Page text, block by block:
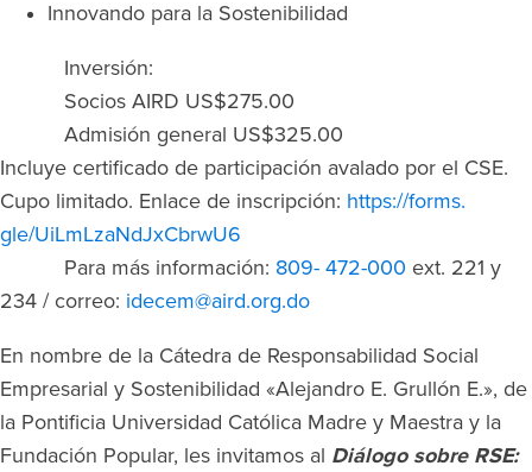
Innovando para la Sostenibilidad
Inversión:
Socios AIRD US$275.00
Admisión general US$325.00
Incluye certificado de participación avalado por el CSE.
Cupo limitado. Enlace de inscripción: https://forms.
gle/UiLmLzaNdJxCbrwU6
Para más información: 809- 472-000 ext. 221 y
234 / correo: idecem@aird.org.do
En nombre de la Cátedra de Responsabilidad Social
Empresarial y Sostenibilidad «Alejandro E. Grullón E.», de
la Pontificia Universidad Católica Madre y Maestra y la
Fundación Popular, les invitamos al Diálogo sobre RSE: